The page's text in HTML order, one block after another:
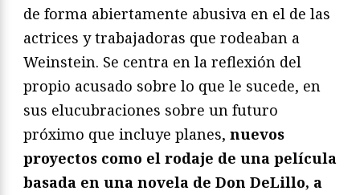
de forma abiertamente abusiva en el de las
actrices y trabajadoras que rodeaban a
Weinstein. Se centra en la reflexión del
propio acusado sobre lo que le sucede, en
sus elucubraciones sobre un futuro
próximo que incluye planes, nuevos
proyectos como el rodaje de una película
basada en una novela de Don DeLillo, a